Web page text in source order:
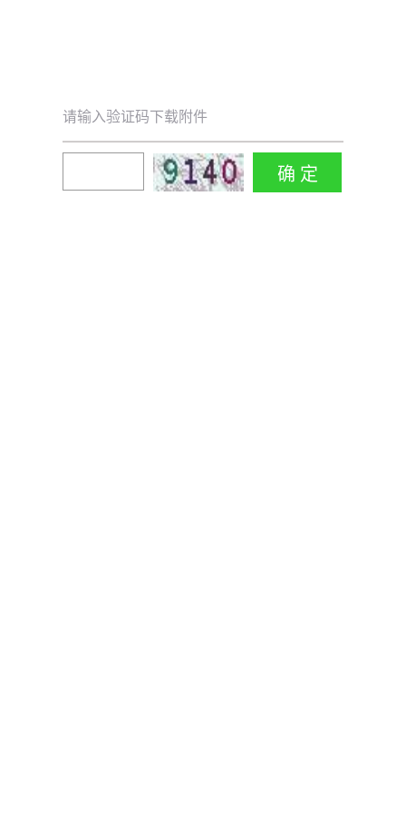
请输入验证码下载附件